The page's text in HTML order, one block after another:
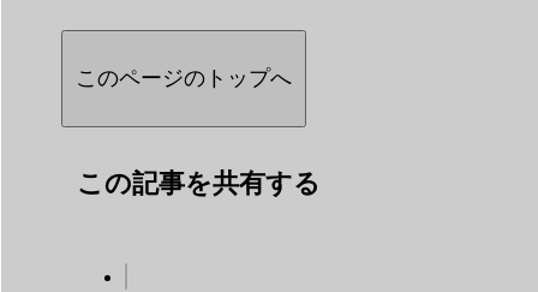
このページのトップへ
この記事を共有する